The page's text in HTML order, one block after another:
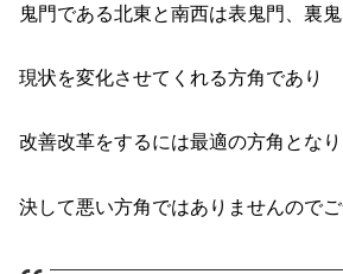
鬼門である北東と南西は表鬼門、裏
現状を変化させてくれる方角であり
改善改革をするには最適の方角とな
決して悪い方角ではありませんので